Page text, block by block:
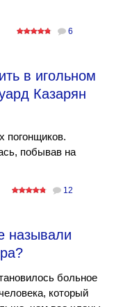
6
в игольном
Казарян
погонщиков.
побывав на
12
называли
больное
который